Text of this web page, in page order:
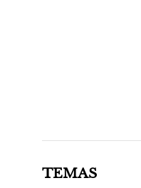
TEMAS